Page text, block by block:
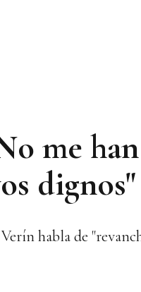
me
dignos"
habla de